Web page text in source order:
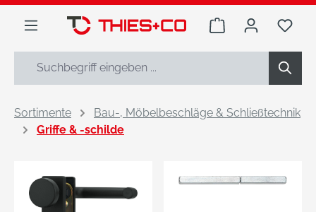
springen
Warenkorb Du
Sortimente
Bau-, Möbelbeschläge & Schließtechnik
Griffe & -schilde